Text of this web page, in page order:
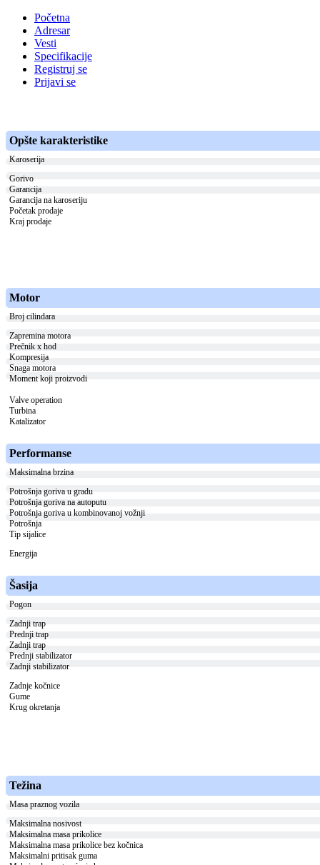
Početna
Adresar
Vesti
Specifikacije
Registruj se
Prijavi se
Opšte karakteristike
Karoserija
Gorivo
Garancija
Garancija na karoseriju
Početak prodaje
Kraj prodaje
Motor
Broj cilindara
Zapremina motora
Prečnik x hod
Kompresija
Snaga motora
Moment koji proizvodi
Valve operation
Turbina
Katalizator
Performanse
Maksimalna brzina
Potrošnja goriva u gradu
Potrošnja goriva na autoputu
Potrošnja goriva u kombinovanoj vožnji
Potrošnja
Tip sijalice
Energija
Šasija
Pogon
Zadnji trap
Prednji trap
Zadnji trap
Prednji stabilizator
Zadnji stabilizator
Zadnje kočnice
Gume
Krug okretanja
Težina
Masa praznog vozila
Maksimalna nosivost
Maksimalna masa prikolice
Maksimalna masa prikolice bez kočnica
Maksimalni pritisak guma